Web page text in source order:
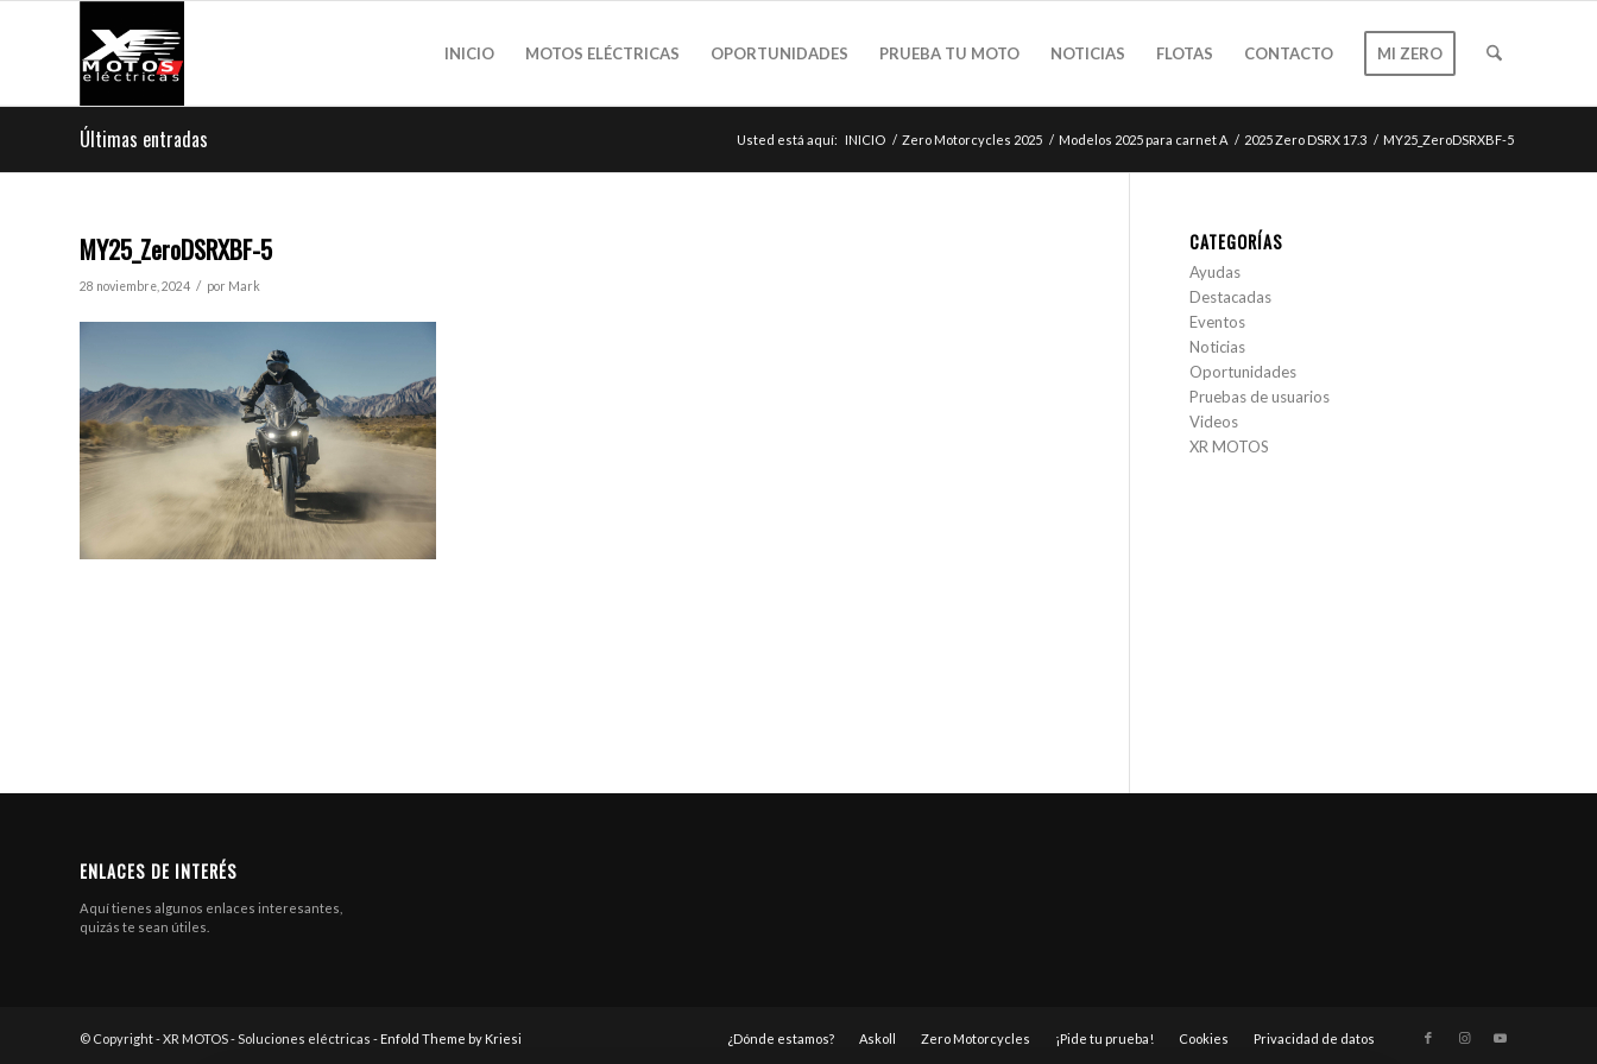
INICIO MOTOS ELÉCTRICAS OPORTUNIDADES PRUEBA TU MOTO NOTICIAS FLOTAS CONTACTO MI ZERO
Últimas entradas Usted está aquí: INICIO / Zero Motorcycles 2025 / Modelos 2025 para carnet A / 2025 Zero DSRX 17.3 / MY25_ZeroDSRXBF-5
MY25_ZeroDSRXBF-5
28 noviembre, 2024 / por Mark
CATEGORÍAS
Ayudas
Destacadas
Eventos
Noticias
Oportunidades
Pruebas de usuarios
Videos
XR MOTOS
ENLACES DE INTERÉS
Aquí tienes algunos enlaces interesantes,
quizás te sean útiles.
© Copyright - XR MOTOS - Soluciones eléctricas - Enfold Theme by Kriesi ¿Dónde estamos? Askoll Zero Motorcycles ¡Pide tu prueba! Cookies Privacidad de datos